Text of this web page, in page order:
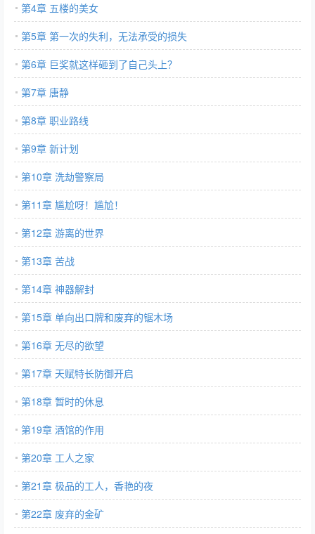
第4章 五楼的美女
第5章 第一次的失利，无法承受的损失
第6章 巨奖就这样砸到了自己头上？
第7章 唐静
第8章 职业路线
第9章 新计划
第10章 洗劫警察局
第11章 尴尬呀！尴尬！
第12章 游离的世界
第13章 苦战
第14章 神器解封
第15章 单向出口牌和废弃的锯木场
第16章 无尽的欲望
第17章 天赋特长防御开启
第18章 暂时的休息
第19章 酒馆的作用
第20章 工人之家
第21章 极品的工人，香艳的夜
第22章 废弃的金矿